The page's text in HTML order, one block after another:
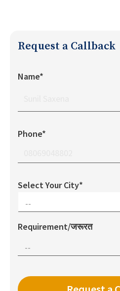
Request a Callback
Name*
Phone*
Select Your City*
Requirement/जरूरत